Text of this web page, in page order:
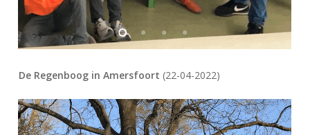
De Regenboog in Amersfoort (22-04-2022)